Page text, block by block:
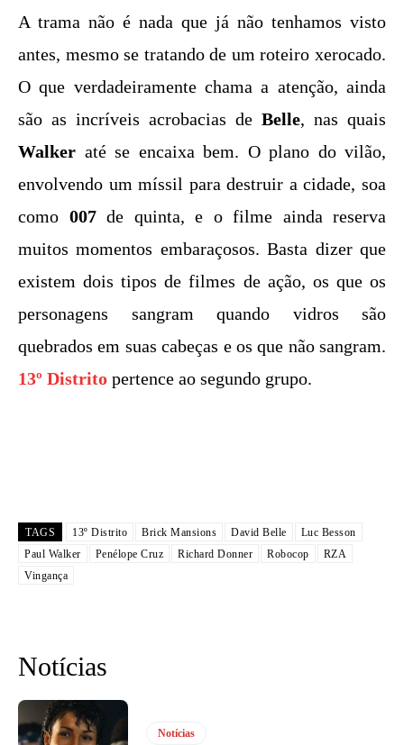
A trama não é nada que já não tenhamos visto
antes, mesmo se tratando de um roteiro xerocado.
O que verdadeiramente chama a atenção, ainda
são as incríveis acrobacias de Belle, nas quais
Walker até se encaixa bem. O plano do vilão,
envolvendo um míssil para destruir a cidade, soa
como 007de quinta, e o filme ainda reserva
muitos momentos embaraçosos. Basta dizer que
existem dois tipos de filmes de ação, os que os
personagens sangram quando vidros são
quebrados em suas cabeças e os que não sangram.
13º Distrito pertence ao segundo grupo.
TAGS 13º Distrito Brick Mansions David Belle
Luc Besson
Paul Walker
Penélope Cruz Richard Donner Robocop
RZA
Vingança
Notícias
Notícias